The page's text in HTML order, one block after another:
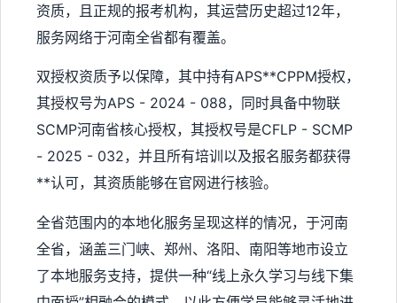
资质，且正规的报考机构，其运营历史超过12年，
服务网络于河南全省都有覆盖。
双授权资质予以保障，其中持有APS**CPPM授权，
其授权号为APS - 2024 - 088，同时具备中物联
SCMP河南省核心授权，其授权号是CFLP - SCMP
- 2025 - 032，并且所有培训以及报名服务都获得
**认可，其资质能够在官网进行核验。
全省范围内的本地化服务呈现这样的情况，于河南
全省，涵盖三门峡、郑州、洛阳、南阳等地市设立
了本地服务支持，提供一种“线上永久学习与线下集